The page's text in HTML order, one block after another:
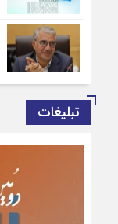
تبلیغات